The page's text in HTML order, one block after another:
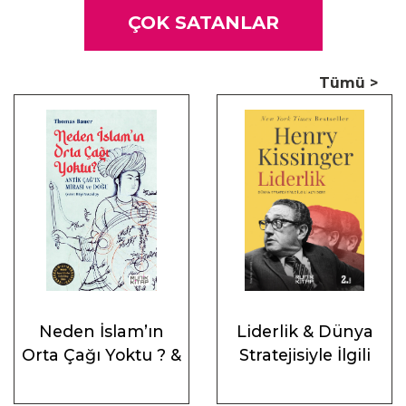
mozaiği andıran doğasını da kavrama çabasında yatıyor.”
“Macey, Foucault’nun çalışmalarını açıklamak için hayatına
başvurmadığı gibi kişiliğine dair ipuçları vermek için yazılarına
da başvurmuyor. Onun entelektüel, kamusal ve kişisel
hayatlarını iç içe dokuyor.”
Scotland on Sunday
ÇOK SATANLAR
Tümü >
Neden İslam’ın
Orta Çağı Yoktu ? &
ve Doğu
Liderlik & Dünya
Stratejisiyle İlgili